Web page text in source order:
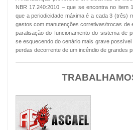
NBR 17.240:2010 – que se encontra no item
que a periodicidade máxima é a cada 3 (três)
gastos com manutenções corretivas/trocas de
paralisação do funcionamento do sistema de
se esquecendo do cenário mais grave
perdas decorrente de um incêndio de grandes